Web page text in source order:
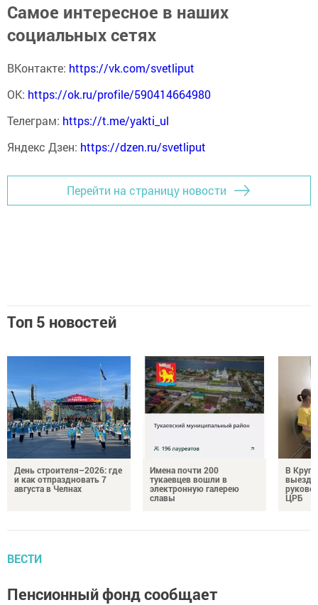
Самое интересное в наших
социальных сетях
ВКонтакте: https://vk.com/svetliput
ОК: https://ok.ru/profile/590414664980
Телеграм: https://t.me/yakti_ul
Яндекс Дзен: https://dzen.ru/svetliput
Перейти на страницу новости
Топ 5 новостей
День строителя–2026: где
и как отпраздновать 7
августа в Челнах
Имена почти 200
тукаевцев вошли в
электронную галерею
славы
В
ЦРБ
ВЕСТИ
Пенсионный фонд сообщает